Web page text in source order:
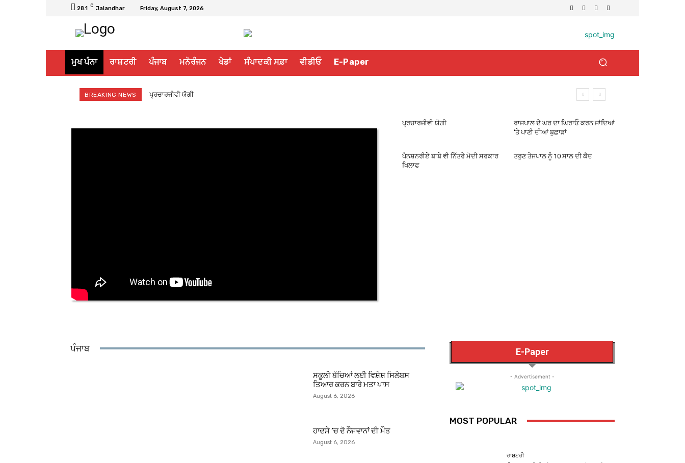
28.1 C Jalandhar Friday, August 7, 2026
ਮੁਖ ਪੰਨਾ ਰਾਸ਼ਟਰੀ ਪੰਜਾਬ ਮਨੋਰੰਜਨ ਖੇਡਾਂ ਸੰਪਾਦਕੀ ਸਫ਼ਾ ਵੀਡੀਓ E-Paper
BREAKING NEWS ਪ੍ਰਚਾਰਜੀਵੀ ਯੋਗੀ
ਪ੍ਰਚਾਰਜੀਵੀ ਯੋਗੀ
ਰਾਜਪਾਲ ਦੇ ਘਰ ਦਾ ਘਿਰਾਓ ਕਰਨ ਜਾਂਦਿਆਂ
‘ਤੇ ਪਾਣੀ ਦੀਆਂ ਬੁਛਾੜਾਂ
ਪੈਨਸ਼ਨਰੀਏ ਬਾਬੇ ਵੀ ਨਿੱਤਰੇ ਮੋਦੀ ਸਰਕਾਰ
ਖਿਲਾਫ
ਤਰੁਣ ਤੇਜਪਾਲ ਨੂੰ 10 ਸਾਲ ਦੀ ਕੈਦ
ਪੰਜਾਬ
ਸਕੂਲੀ ਬੱਚਿਆਂ ਲਈ ਵਿਸ਼ੇਸ਼ ਸਿਲੇਬਸ
ਤਿਆਰ ਕਰਨ ਬਾਰੇ ਮਤਾ ਪਾਸ
August 6, 2026
ਹਾਦਸੇ ‘ਚ ਦੋ ਨੌਜਵਾਨਾਂ ਦੀ ਮੌਤ
August 6, 2026
E-Paper
- Advertisement -
MOST POPULAR
ਰਾਸ਼ਟਰੀ